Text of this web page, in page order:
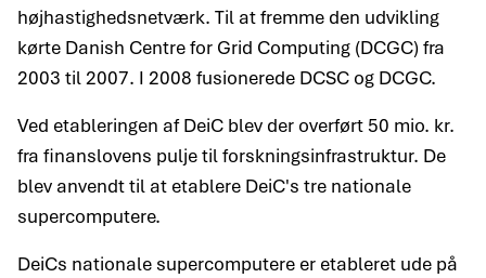
højhastighedsnetværk. Til at fremme den udvikling
kørte Danish Centre for Grid Computing (DCGC) fra
2003 til 2007. I 2008 fusionerede DCSC og DCGC.
Ved etableringen af DeiC blev der overført 50 mio. kr.
fra finanslovens pulje til forskningsinfrastruktur. De
blev anvendt til at etablere DeiC's tre nationale
supercomputere.
DeiCs nationale supercomputere er etableret ude på